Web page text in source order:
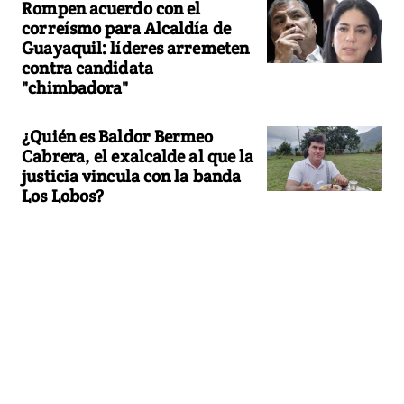
Rompen acuerdo con el
correísmo para Alcaldía de
Guayaquil: líderes arremeten
contra candidata
"chimbadora"
¿Quién es Baldor Bermeo
Cabrera, el exalcalde al que la
justicia vincula con la banda
Los Lobos?